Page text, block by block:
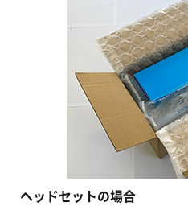
ヘッドセットの場合